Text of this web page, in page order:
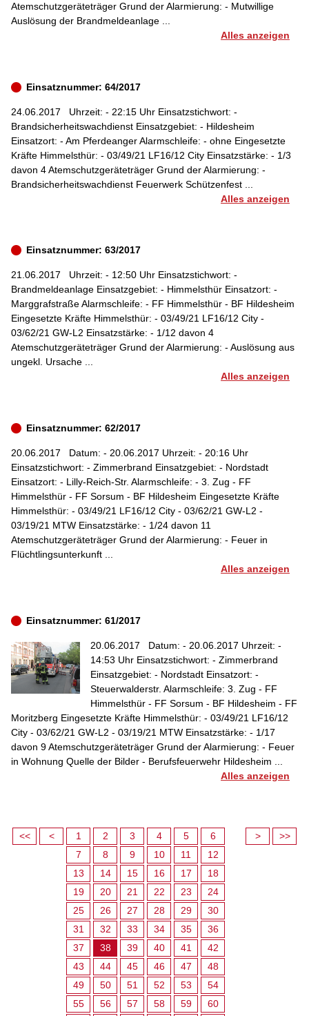
Atemschutzgeräteträger Grund der Alarmierung: - Mutwillige
Auslösung der Brandmeldeanlage ...
Alles anzeigen
Einsatznummer: 64/2017
24.06.2017 Uhrzeit: - 22:15 Uhr Einsatzstichwort: -
Brandsicherheitswachdienst Einsatzgebiet: - Hildesheim
Einsatzort: - Am Pferdeanger Alarmschleife: - ohne Eingesetzte
Kräfte Himmelsthür: - 03/49/21 LF16/12 City Einsatzstärke: - 1/3
davon 4 Atemschutzgeräteträger Grund der Alarmierung: -
Brandsicherheitswachdienst Feuerwerk Schützenfest ...
Alles anzeigen
Einsatznummer: 63/2017
21.06.2017 Uhrzeit: - 12:50 Uhr Einsatzstichwort: -
Brandmeldeanlage Einsatzgebiet: - Himmelsthür Einsatzort: -
Marggrafstraße Alarmschleife: - FF Himmelsthür - BF Hildesheim
Eingesetzte Kräfte Himmelsthür: - 03/49/21 LF16/12 City -
03/62/21 GW-L2 Einsatzstärke: - 1/12 davon 4
Atemschutzgeräteträger Grund der Alarmierung: - Auslösung aus
ungekl. Ursache ...
Alles anzeigen
Einsatznummer: 62/2017
20.06.2017 Datum: - 20.06.2017 Uhrzeit: - 20:16 Uhr
Einsatzstichwort: - Zimmerbrand Einsatzgebiet: - Nordstadt
Einsatzort: - Lilly-Reich-Str. Alarmschleife: - 3. Zug - FF
Himmelsthür - FF Sorsum - BF Hildesheim Eingesetzte Kräfte
Himmelsthür: - 03/49/21 LF16/12 City - 03/62/21 GW-L2 -
03/19/21 MTW Einsatzstärke: - 1/24 davon 11
Atemschutzgeräteträger Grund der Alarmierung: - Feuer in
Flüchtlingsunterkunft ...
Alles anzeigen
Einsatznummer: 61/2017
20.06.2017 Datum: - 20.06.2017 Uhrzeit: -
14:53 Uhr Einsatzstichwort: - Zimmerbrand
Einsatzgebiet: - Nordstadt Einsatzort: -
Steuerwalderstr. Alarmschleife: 3. Zug - FF
Himmelsthür - FF Sorsum - BF Hildesheim - FF
Moritzberg Eingesetzte Kräfte Himmelsthür: - 03/49/21 LF16/12
City - 03/62/21 GW-L2 - 03/19/21 MTW Einsatzstärke: - 1/17
davon 9 Atemschutzgeräteträger Grund der Alarmierung: - Feuer
in Wohnung Quelle der Bilder - Berufsfeuerwehr Hildesheim ...
Alles anzeigen
<< < 1 2 3 4 5
6
7
8 9 10 11
12
13
14 15 16 17
18
19
20 21 22 23
24
25
26 27 28 29
30
31
32 33 34 35
36
37
38 39 40 41
42
43
44 45 46 47
48
49
50 51 52 53
54
55
56 57 58 59 60
> >>